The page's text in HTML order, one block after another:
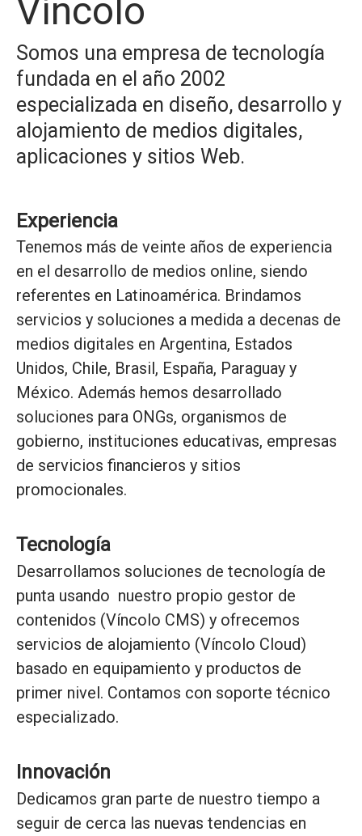
Víncolo
Somos una empresa de tecnología
fundada en el año 2002
especializada en diseño, desarrollo y
alojamiento de medios digitales,
aplicaciones y sitios Web.
Experiencia
Tenemos más de veinte años de experiencia
en el desarrollo de medios online, siendo
referentes en Latinoamérica. Brindamos
servicios y soluciones a medida a decenas de
medios digitales en Argentina, Estados
Unidos, Chile, Brasil, España, Paraguay y
México. Además hemos desarrollado
soluciones para ONGs, organismos de
gobierno, instituciones educativas, empresas
de servicios financieros y sitios
promocionales.
Tecnología
Desarrollamos soluciones de tecnología de
punta usando nuestro propio gestor de
contenidos (Víncolo CMS) y ofrecemos
servicios de alojamiento (Víncolo Cloud)
basado en equipamiento y productos de
primer nivel. Contamos con soporte técnico
especializado.
Innovación
Dedicamos gran parte de nuestro tiempo a
seguir de cerca las nuevas tendencias en